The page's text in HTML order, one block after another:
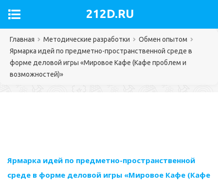
212D.RU
Главная Методические разработки
Обмен опытом
Ярмарка идей по предметно-пространственной среде в
форме деловой игры «Мировое Кафе (Кафе проблем и
возможностей)»
Ярмарка идей по предметно-пространственной
среде в форме деловой игры «Мировое Кафе (Кафе